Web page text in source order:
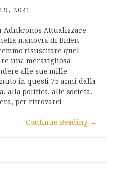
2021
Adnkronos Attualizzare
manovra di Biden
risuscitare quel
una meravigliosa
alle sue mille
in questi 75 anni dalla
alla politica, alle società.
per ritrovarci…
Continue Reading →